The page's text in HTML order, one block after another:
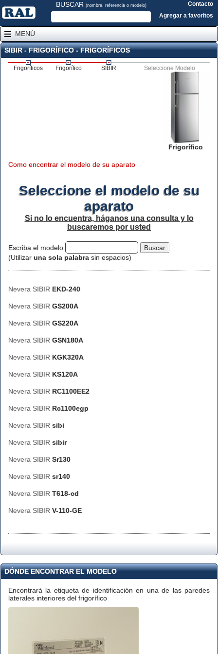
BUSCAR (nombre, referencia o modelo)
Contacto
Agregar a favoritos
MENÚ
SIBIR - FRIGORÍFICO - FRIGORÍFICOS
Frigoríficos Frigorífico SIBIR Seleccione Modelo
Frigorífico
Como encontrar el modelo de su aparato
Seleccione el modelo de su
aparato
Si no lo encuentra, háganos una consulta y lo
buscaremos por usted
Escriba el modelo
(Utilizar una sola palabra sin espacios)
Nevera SIBIR EKD-240
Nevera SIBIR GS200A
Nevera SIBIR GS220A
Nevera SIBIR GSN180A
Nevera SIBIR KGK320A
Nevera SIBIR KS120A
Nevera SIBIR RC1100EE2
Nevera SIBIR Rc1100egp
Nevera SIBIR sibi
Nevera SIBIR sibir
Nevera SIBIR Sr130
Nevera SIBIR sr140
Nevera SIBIR T618-cd
Nevera SIBIR V-110-GE
DÓNDE ENCONTRAR EL MODELO
Encontrará la etiqueta de identificación en una de las paredes
laterales interiores del frigorífico